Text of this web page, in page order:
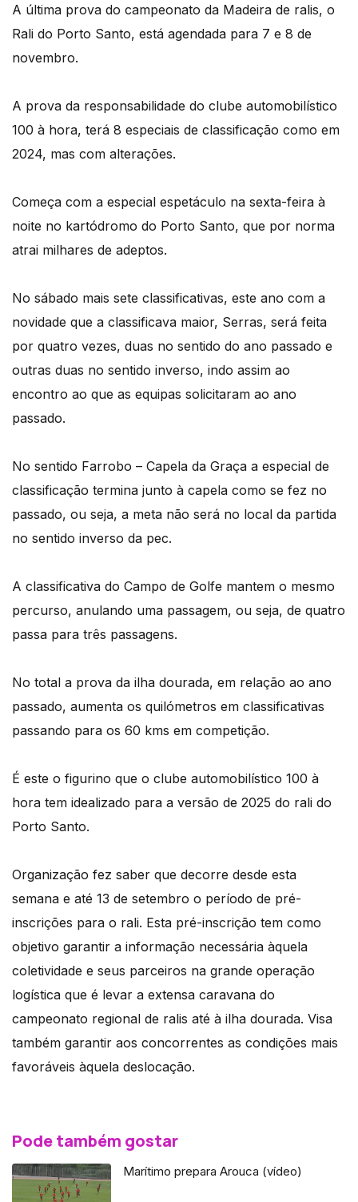
A última prova do campeonato da Madeira de ralis, o
Rali do Porto Santo, está agendada para 7 e 8 de
novembro.
A prova da responsabilidade do clube automobilístico
100 à hora, terá 8 especiais de classificação como em
2024, mas com alterações.
Começa com a especial espetáculo na sexta-feira à
noite no kartódromo do Porto Santo, que por norma
atrai milhares de adeptos.
No sábado mais sete classificativas, este ano com a
novidade que a classificava maior, Serras, será feita
por quatro vezes, duas no sentido do ano passado e
outras duas no sentido inverso, indo assim ao
encontro ao que as equipas solicitaram ao ano
passado.
No sentido Farrobo – Capela da Graça a especial de
classificação termina junto à capela como se fez no
passado, ou seja, a meta não será no local da partida
no sentido inverso da pec.
A classificativa do Campo de Golfe mantem o mesmo
percurso, anulando uma passagem, ou seja, de quatro
passa para três passagens.
No total a prova da ilha dourada, em relação ao ano
passado, aumenta os quilómetros em classificativas
passando para os 60 kms em competição.
É este o figurino que o clube automobilístico 100 à
hora tem idealizado para a versão de 2025 do rali do
Porto Santo.
Organização fez saber que decorre desde esta
semana e até 13 de setembro o período de pré-
inscrições para o rali. Esta pré-inscrição tem como
objetivo garantir a informação necessária àquela
coletividade e seus parceiros na grande operação
logística que é levar a extensa caravana do
campeonato regional de ralis até à ilha dourada. Visa
também garantir aos concorrentes as condições mais
favoráveis àquela deslocação.
Pode também gostar
Marítimo prepara Arouca (vídeo)